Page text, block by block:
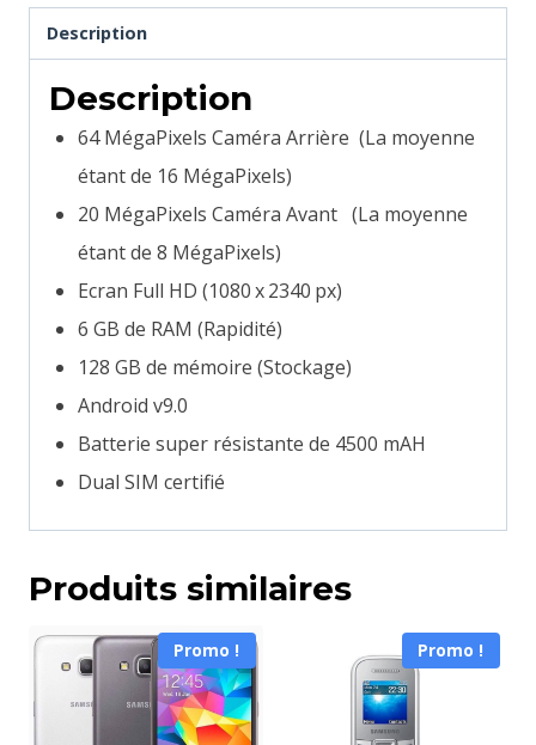
Description
Description
64 MégaPixels Caméra Arrière (La moyenne
étant de 16 MégaPixels)
20 MégaPixels Caméra Avant (La moyenne
étant de 8 MégaPixels)
Ecran Full HD (1080 x 2340 px)
6 GB de RAM (Rapidité)
128 GB de mémoire (Stockage)
Android v9.0
Batterie super résistante de 4500 mAH
Dual SIM certifié
Produits similaires
Promo ! Promo !